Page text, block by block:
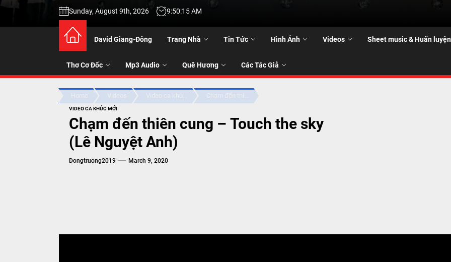
ÂM
NHẠC
-
TALK
ABOUT
THRU
Sunday, August 9th, 2026
9:50:16 AM
David Giang-Đông Trang Nhà Tin Tức Hình Ảnh Videos Sheet music & Huấn luyện
Thơ Cơ Đốc Mp3 Audio Quê Hương Các Tác Giả
Home Videos Video ca khú... Chạm đến thi...
VIDEO CA KHÚC MỚI
Chạm đến thiên cung – Touch the sky
(Lê Nguyệt Anh)
Dongtruong2019 March 9, 2020